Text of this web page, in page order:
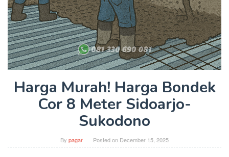
Harga Murah! Harga Bondek
Cor 8 Meter Sidoarjo-
Sukodono
By pagar Posted on December 15, 2025